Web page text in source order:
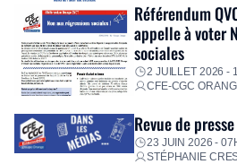
Référendum
appelle à voter
sociales
2 JUILLET 2026 -
CFE-CGC
Revue de
23 JUIN 2026 -
STÉPHANIE